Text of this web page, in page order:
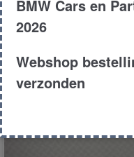
BMW Cars en
2026
Webshop
verzonden